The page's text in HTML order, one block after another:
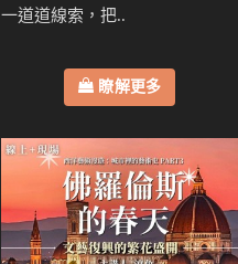
一道道線索，把..
瞭解更多